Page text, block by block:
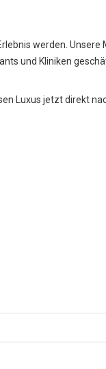
werden. Unsere
und Kliniken
Luxus jetzt direkt